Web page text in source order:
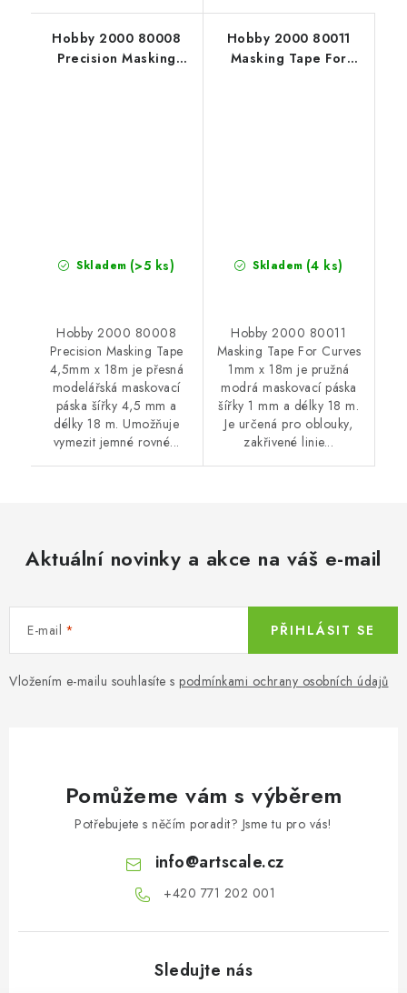
Hobby 2000 80008
Precision Masking
Skladem (>5 ks)
Hobby 2000 80008
Precision Masking Tape
4,5mm x 18m je přesná
modelářská maskovací
páska šířky 4,5 mm a
délky 18 m. Umožňuje
vymezit jemné rovné...
Hobby 2000 80011
Masking Tape For
Skladem (4 ks)
Hobby 2000 80011
Masking Tape For Curves
1mm x 18m je pružná
modrá maskovací páska
šířky 1 mm a délky 18 m.
Je určená pro oblouky,
zakřivené linie...
Aktuální novinky a akce na váš e-mail
E-mail
Vložením e-mailu souhlasíte s podmínkami ochrany osobních údajů
PŘIHLÁSIT SE
Pomůžeme vám s výběrem
Potřebujete s něčím poradit? Jsme tu pro vás!
info@artscale.cz
+420 771 202 001​